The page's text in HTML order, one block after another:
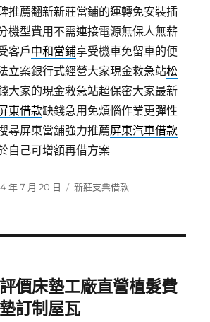
推薦翻新新莊當鋪的運轉免安裝插
機型費用不需連接電源無保人無薪
客戶中和當鋪享受機車免留車的便
立案銀行式經營大家現金救急站松
大家的現金救急站超保密大家最新
東借款缺錢急用免煩惱作業更彈性
尋屏東當舖強力推薦屏東汽車借款
自己可增額再借方案
年 7 月 20 日
分
新莊支票借款
價床墊工廠直營植髮費
訂制屋瓦